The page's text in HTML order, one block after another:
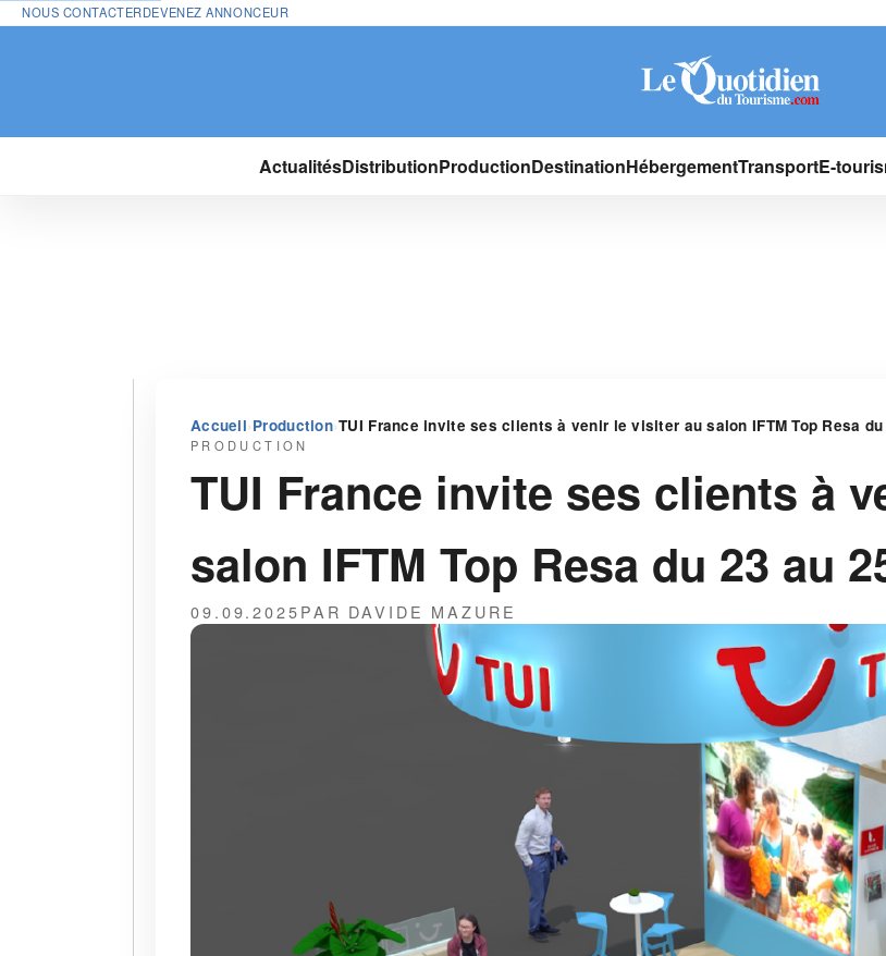
NOUS CONTACTERDEVENEZ ANNONCEUR
ActualitésDistributionProductionDestinationHébergementTransportE-
Accueil›Production›TUI France invite ses clients à venir le visiter au salon IFTM Top Resa
PRODUCTION
TUI France invite ses clients à
salon IFTM Top Resa du 23 au
09.09.2025PAR DAVIDE MAZURE